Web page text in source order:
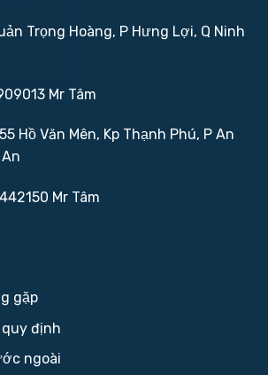
Trọng Hoàng, P Hưng Lợi, Q Ninh
Mr Tâm
Hồ Văn Mên, Kp Thạnh Phú, P An
Mr Tâm
gặp
định
ngoài